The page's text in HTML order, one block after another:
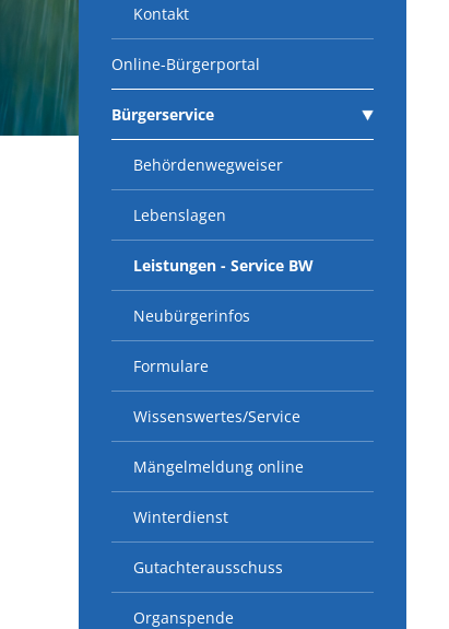
Kontakt
Online-Bürgerportal
Bürgerservice
Behördenwegweiser
Lebenslagen
Leistungen - Service BW
Neubürgerinfos
Formulare
Wissenswertes/Service
Mängelmeldung online
Winterdienst
Gutachterausschuss
Organspende